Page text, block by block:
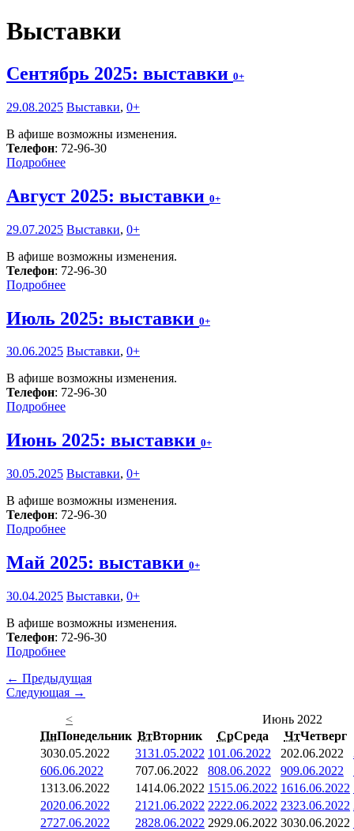
Выставки
Сентябрь 2025: выставки 0+
29.08.2025 Выставки, 0+
В афише возможны изменения.
Телефон: 72-96-30
Подробнее
Август 2025: выставки 0+
29.07.2025 Выставки, 0+
В афише возможны изменения.
Телефон: 72-96-30
Подробнее
Июль 2025: выставки 0+
30.06.2025 Выставки, 0+
В афише возможны изменения.
Телефон: 72-96-30
Подробнее
Июнь 2025: выставки 0+
30.05.2025 Выставки, 0+
В афише возможны изменения.
Телефон: 72-96-30
Подробнее
Май 2025: выставки 0+
30.04.2025 Выставки, 0+
В афише возможны изменения.
Телефон: 72-96-30
Подробнее
← Предыдущая
Следующая →
<
Июнь 2022
ПнПонедельник ВтВторник СрСреда ЧтЧетверг
3030.05.2022 3131.05.2022 101.06.2022 202.06.2022
606.06.2022 707.06.2022 808.06.2022 909.06.2022
1313.06.2022 1414.06.2022 1515.06.2022 1616.06.2022
2020.06.2022 21 21.06.2022 2222.06.2022 2323.06.2022
2727.06.2022 2828.06.2022 2929.06.2022 3030.06.2022